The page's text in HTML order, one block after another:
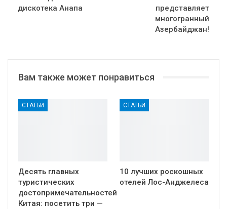
дискотека Анапа
представляет
многогранный
Азербайджан!
Вам также может понравиться
СТАТЬИ
Десять главных
туристических
достопримечательностей
Китая: посетить три —
СТАТЬИ
10 лучших роскошных
отелей Лос-Анджелеса